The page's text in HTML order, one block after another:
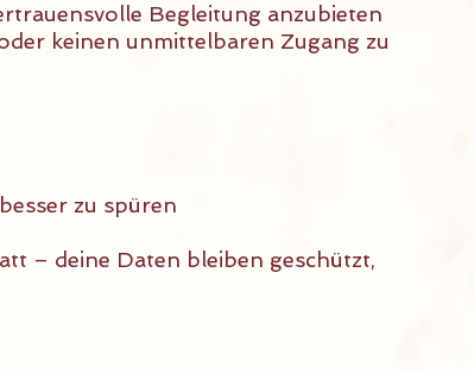
Begleitung anzubieten
keinen unmittelbaren Zugang zu
zu spüren
– deine Daten bleiben geschützt,